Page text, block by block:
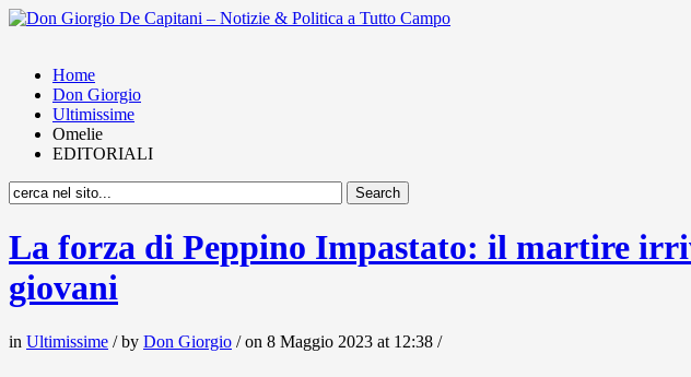
Home
Don Giorgio
Ultimissime
Omelie
EDITORIALI
La forza di Peppino Impastato: il martire
giovani
in Ultimissime / by Don Giorgio / on 8 Maggio 2023 at 12:38 /